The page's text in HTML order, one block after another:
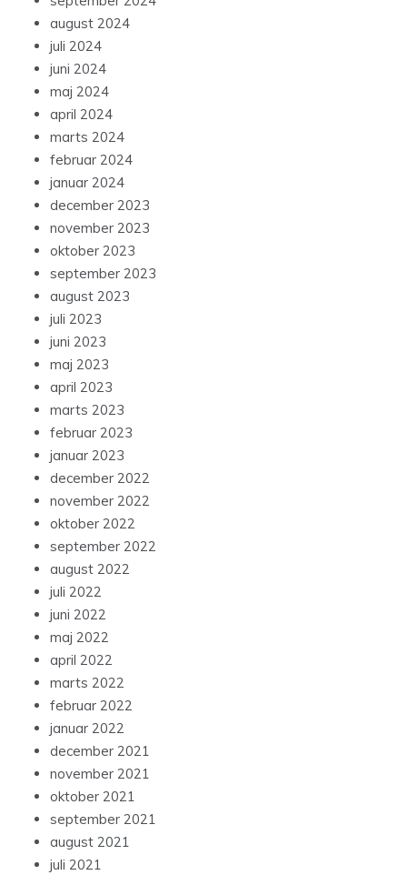
august 2024
juli 2024
juni 2024
maj 2024
april 2024
marts 2024
februar 2024
januar 2024
december 2023
november 2023
oktober 2023
september 2023
august 2023
juli 2023
juni 2023
maj 2023
april 2023
marts 2023
februar 2023
januar 2023
december 2022
november 2022
oktober 2022
september 2022
august 2022
juli 2022
juni 2022
maj 2022
april 2022
marts 2022
februar 2022
januar 2022
december 2021
november 2021
oktober 2021
september 2021
august 2021
juli 2021